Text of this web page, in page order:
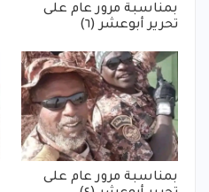
بمناسبة مرور عام على
تحرير أبوعشر (٦)
بمناسبة مرور عام على